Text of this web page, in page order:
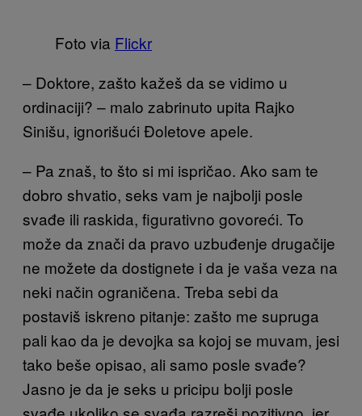
Foto via Flickr
– Doktore, zašto kažeš da se vidimo u
ordinaciji? – malo zabrinuto upita Rajko
Sinišu, ignorišući Đoletove apele.
– Pa znaš, to što si mi ispričao. Ako sam te
dobro shvatio, seks vam je najbolji posle
svađe ili raskida, figurativno govoreći. To
može da znači da pravo uzbuđenje drugačije
ne možete da dostignete i da je vaša veza na
neki način ograničena. Treba sebi da
postaviš iskreno pitanje: zašto me supruga
pali kao da je devojka sa kojoj se muvam, jesi
tako beše opisao, ali samo posle svađe?
Jasno je da je seks u pricipu bolji posle